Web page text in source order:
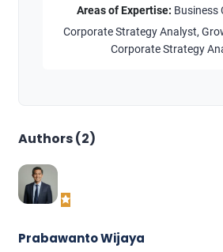
Areas of Expertise: Business
Corporate Strategy Analyst,
Corporate Strategy
Authors (2)
Prabawanto Wijaya